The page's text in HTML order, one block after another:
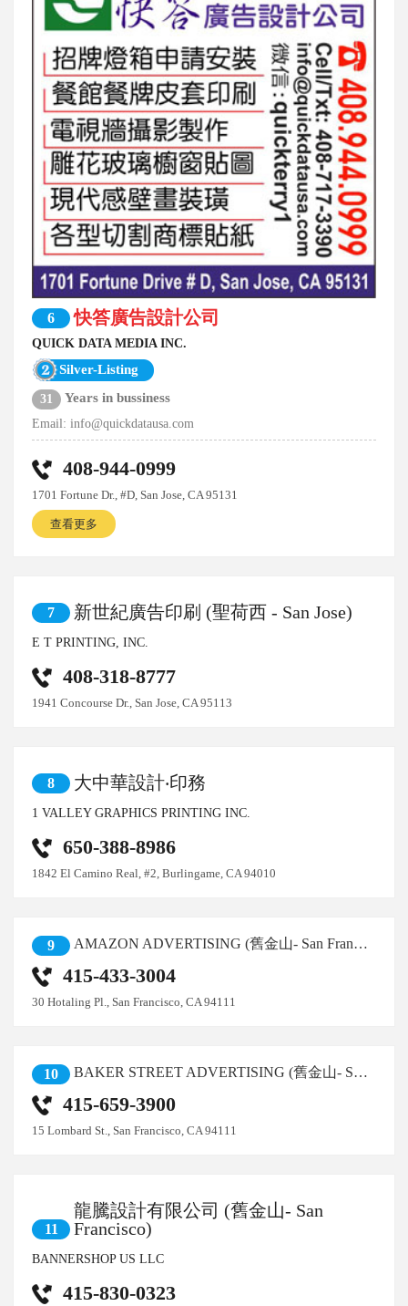
6 快答廣告設計公司
QUICK DATA MEDIA INC.
Silver-Listing
31 Years in bussiness
Email:info@quickdatausa.com
408-944-0999
1701 Fortune Dr., #D, San Jose, CA 95131
查看更多
7 新世紀廣告印刷 (聖荷西 - San Jose)
E T PRINTING, INC.
408-318-8777
1941 Concourse Dr., San Jose, CA 95113
8 大中華設計‧印務
1 VALLEY GRAPHICS PRINTING INC.
650-388-8986
1842 El Camino Real, #2, Burlingame, CA 94010
9 AMAZON ADVERTISING (舊金山- San Francisco)
415-433-3004
30 Hotaling Pl., San Francisco, CA 94111
10 BAKER STREET ADVERTISING (舊金山- San Francisco)
415-659-3900
15 Lombard St., San Francisco, CA 94111
11
龍騰設計有限公司 (舊金山- San
Francisco)
BANNERSHOP US LLC
415-830-0323